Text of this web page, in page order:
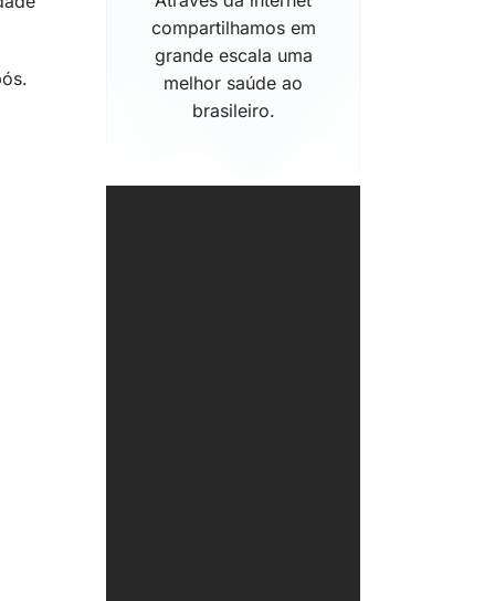
compartilhamos em
grande escala uma
melhor saúde ao
brasileiro.